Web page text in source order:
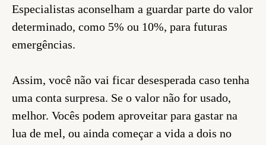
Especialistas aconselham a guardar parte do valor
determinado, como 5% ou 10%, para futuras
emergências.
Assim, você não vai ficar desesperada caso tenha
uma conta surpresa. Se o valor não for usado,
melhor. Vocês podem aproveitar para gastar na
lua de mel, ou ainda começar a vida a dois no